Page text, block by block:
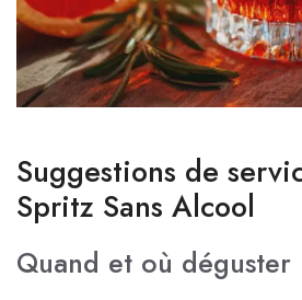
Suggestions de
Spritz Sans Alcool
Quand et où